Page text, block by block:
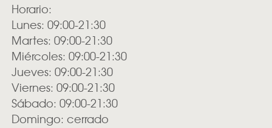
Horario:
Lunes: 09:00-21:30
Martes: 09:00-21:30
Miércoles: 09:00-21:30
Jueves: 09:00-21:30
Viernes: 09:00-21:30
Sábado: 09:00-21:30
Domingo: cerrado